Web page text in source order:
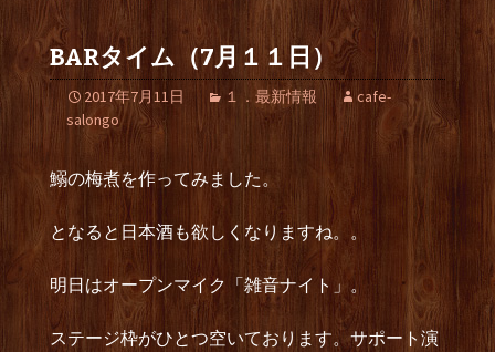
BARタイム（7月１１日）
2017年7月11日 １．最新情報
cafe-
salongo
鰯の梅煮を作ってみました。
となると日本酒も欲しくなりますね。。
明日はオープンマイク「雑音ナイト」。
ステージ枠がひとつ空いております。サポート演